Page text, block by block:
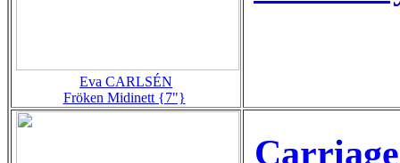
Eva CARLSÉN
Fröken Midinett {7"}